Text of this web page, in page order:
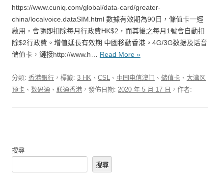
https://www.cuniq.com/global/data-card/greater-
china/localvoice.dataSIM.html 數據有效期為90日，儲值卡一經
啟用，會隨即扣除每月行政費HK$2，而其後之每月1號會自動扣
除$2行政費。增值延長有效期 中國移動香港。4G/3G数据及话音
储值卡，鏈接http://www.h… Read More »
分類: 香港銀行 ，標籤: 3 HK 、 CSL 、 中国电信澳门 、 储值卡 、 大湾区
预卡 、 数码通 、 联通香港 ，發佈日期: 2020 年 5 月 17 日 ，作者:
搜尋
搜尋